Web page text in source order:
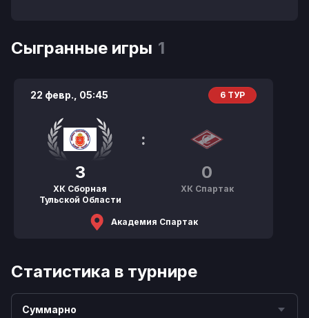
Сыгранные игры 1
22 февр., 05:45 6 ТУР
3
ХК Сборная
Тульской Области
:
0
ХК Спартак
Академия Спартак
Статистика в турнире
Суммарно